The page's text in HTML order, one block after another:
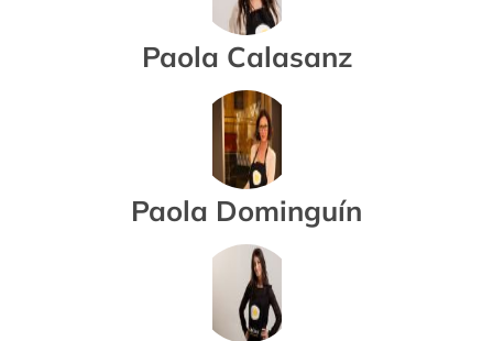
Paola Calasanz
Paola Dominguín